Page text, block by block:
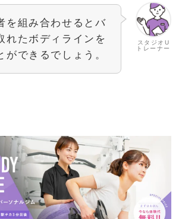
スタジオU
トレーナー
を組み合わせるとバ
れたボディラインを
ができるでしょう。